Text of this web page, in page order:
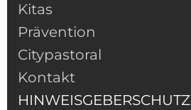
Kitas
Prävention
Citypastoral
Kontakt
HINWEISGEBERSCHUTZ